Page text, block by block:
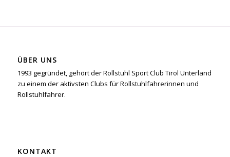
ÜBER UNS
1993 gegründet, gehört der Rollstuhl Sport Club Tirol Unterland
zu einem der aktivsten Clubs für Rollstuhlfahrerinnen und
Rollstuhlfahrer.
KONTAKT